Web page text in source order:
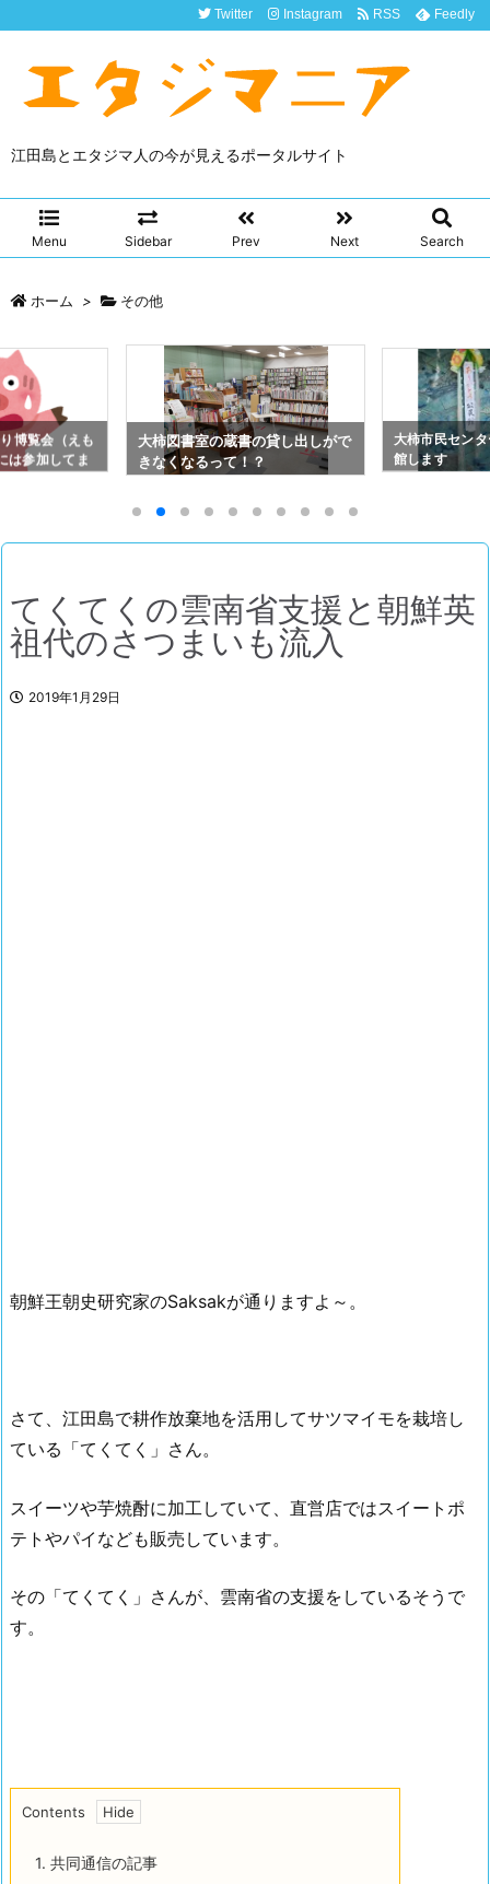
江田島とエタジマ人の今が見えるポータルサイト
Menu Sidebar Prev Next Search
Twitter Instagram RSS Feedly
ホーム > その他
博覧会（えも
は参加してま
大柿図書室の蔵書の貸し出しがで
きなくなるって！？
大柿市民セン
館します
てくてくの雲南省支援と朝鮮英
祖代のさつまいも流入
2019年1月29日
朝鮮王朝史研究家のSaksakが通りますよ～。
さて、江田島で耕作放棄地を活用してサツマイモを栽培し
ている「てくてく」さん。
スイーツや芋焼酎に加工していて、直営店ではスイートポ
テトやパイなども販売しています。
その「てくてく」さんが、雲南省の支援をしているそうで
す。
Contents
1. 共同通信の記事